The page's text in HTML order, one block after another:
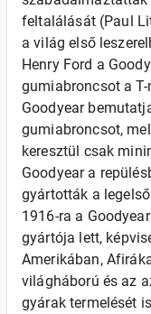
feltalálását (Paul
a világ első
Henry Ford a
gumiabroncsot a
Goodyear
gumiabroncsot,
keresztül csak
Goodyear a
gyártották a
1916-ra a
gyártója lett,
Amerikában,
világháború és az
gyárak termelését